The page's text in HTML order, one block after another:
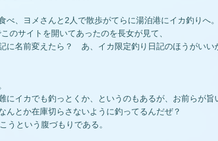
、ヨメさんと2人で散歩がてらに湯泊港にイカ釣りへ。
のサイトを開いてあったのを長女が見て、
に名前変えたら？ あ、イカ限定釣り日記のほうがいい
にイカでも釣っとくか、というのもあるが、お前らが旨
んとか在庫切らさないように釣ってるんだぜ？
うという腹づもりである。